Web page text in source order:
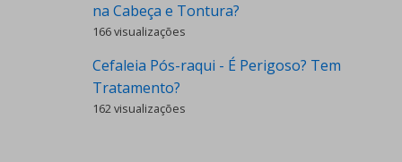
na Cabeça e Tontura?
166 visualizações
Cefaleia Pós-raqui - É Perigoso? Tem
Tratamento?
162 visualizações